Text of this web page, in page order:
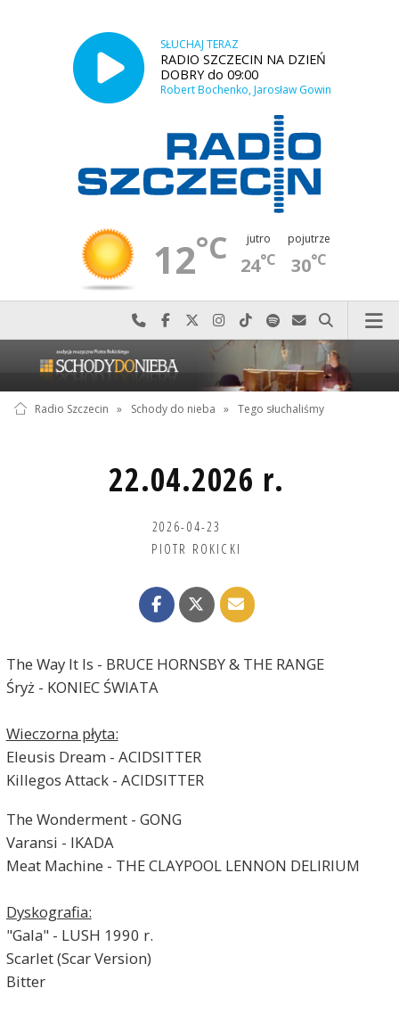
SŁUCHAJ TERAZ
RADIO SZCZECIN NA DZIEŃ
DOBRY do 09:00
Robert Bochenko, Jarosław Gowin
12°C jutro
24°C
pojutrze
30°C
Najlepiej po prostu do nas zadzwoń
Odwiedź nas na Facebook-u
Odwiedź nas na X
Odwiedź nas na Instagram-ie
Odwiedź nas na TikTok-u
Szukaj nas na Spotify
Wyślij do nas
Szukaj
Radio Szczecin » Schody do nieba » Tego słuchaliśmy
22.04.2026 r.
2026-04-23
PIOTR ROKICKI
The Way It Is - BRUCE HORNSBY & THE RANGE
Śryż - KONIEC ŚWIATA
Wieczorna płyta:
Eleusis Dream - ACIDSITTER
Killegos Attack - ACIDSITTER
The Wonderment - GONG
Varansi - IKADA
Meat Machine - THE CLAYPOOL LENNON DELIRIUM
Dyskografia:
"Gala" - LUSH 1990 r.
Scarlet (Scar Version)
Bitter